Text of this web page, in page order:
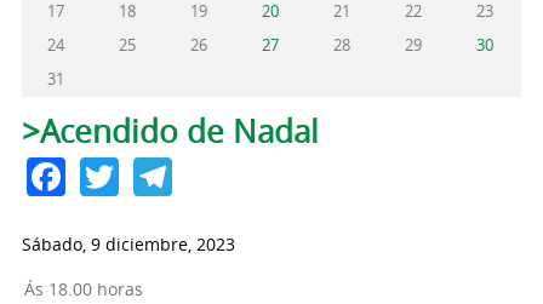
17
18 19 20 21 22
23
24
25 26 27 28 29
30
31
Solapas principales
>Acendido de Nadal
Facebook
TwitterTelegram
Sábado, 9 diciembre, 2023
Ás 18.00 horas